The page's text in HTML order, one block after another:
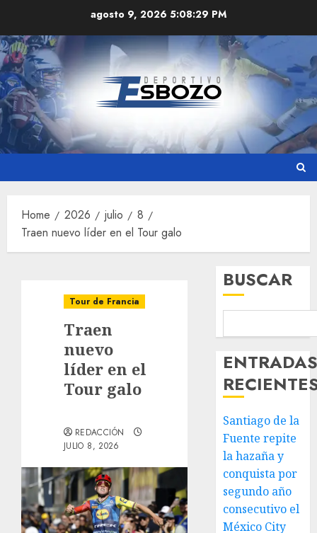
content
agosto 9, 2026 5:08:30 PM
Home 2026 julio
8
Traen nuevo líder en el Tour galo
Tour de Francia
Traen
nuevo
líder en el
Tour galo
REDACCIÓN
JULIO 8, 2026
BUSCAR
Santiago de la
Fuente repite
la hazaña y
conquista por
segundo año
consecutivo el
México City